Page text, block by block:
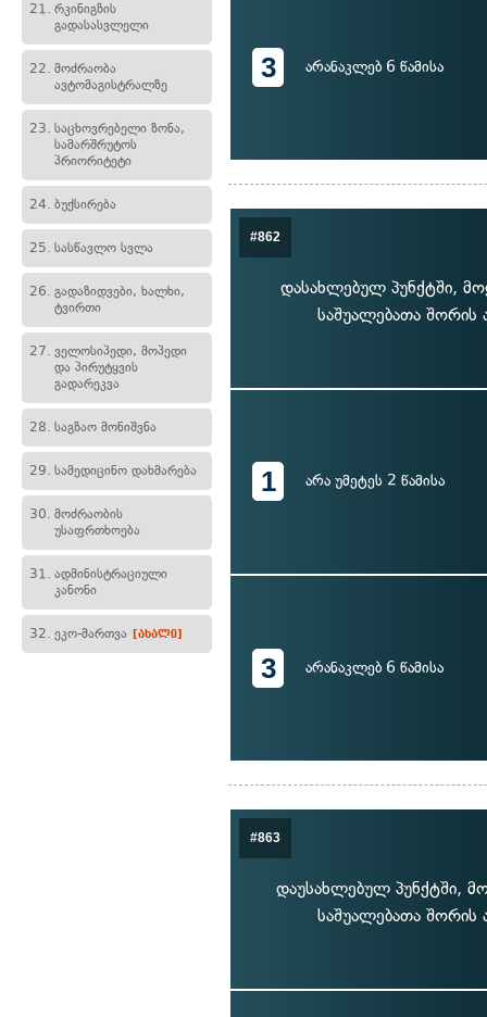
21. რკინიგზის
გადასასვლელი
22. მოძრაობა
ავტომაგისტრალზე
23. საცხოვრებელი ზონა,
სამარშრუტოს
პრიორიტეტი
24. ბუქსირება
25. სასწავლო სვლა
26. გადაზიდვები, ხალხი,
ტვირთი
27. ველოსიპედი, მოპედი
და პირუტყვის
გადარეკვა
28. საგზაო მონიშვნა
29. სამედიცინო დახმარება
30. მოძრაობის
უსაფრთხოება
31. ადმინისტრაციული
კანონი
32. ეკო-მართვა [ახალი]
3 არანაკლებ 6 წამისა
#862
დასახლებულ პუნქტში,
საშუალებათა
1 არა უმეტეს 2 წამისა
3 არანაკლებ 6 წამისა
#863
დაუსახლებულ პუნქტში,
საშუალებათა